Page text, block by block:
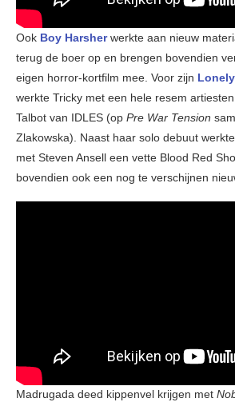
Ook Boy Harsherwerkte aan nieuw
terug de boer op en brengen bovendien
eigen horror-kortfilm mee. Voor zijn
werkte Tricky met een hele resem
Talbot van IDLES (op Pre War Tension
Zlakowska). Naast haar solo debuut werkte
met Steven Ansell een vette Blood Red
bovendien ook een nog te verschijnen
Madrugada deed kippenvel krijgen met